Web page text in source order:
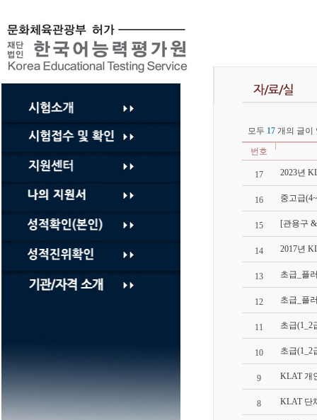
츠
바
로
기
모두 17 개의 글이
번호
17 2023년
16 중고급
15 [관용구 &
14 2017년
13 초급_플
12 초급_플
11 초급(1_2
10 초급(1_2
9 KLAT 개
8 KLAT 단